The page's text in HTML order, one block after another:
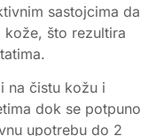
sastojcima da
što rezultira
na čistu kožu i
dok se potpuno
upotrebu do 2